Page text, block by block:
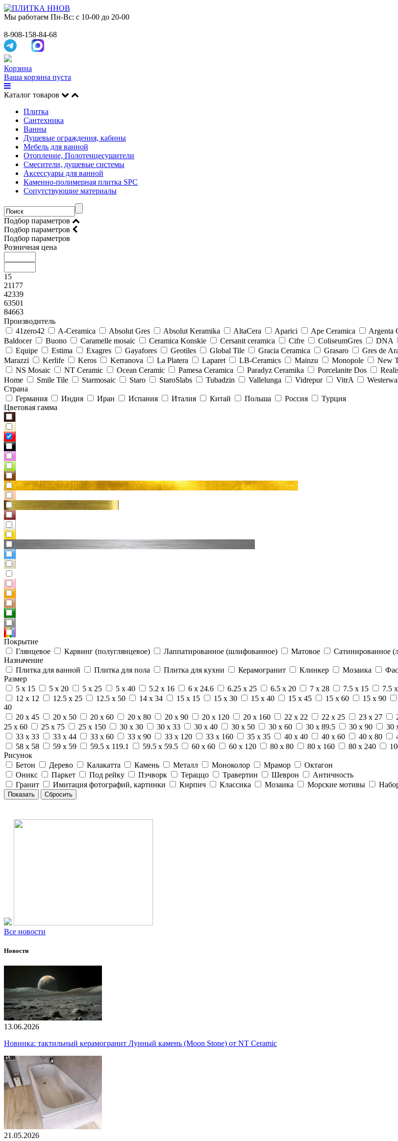
Мы работаем Пн-Вс: с 10-00 до 20-00
8-908-158-84-68
Корзина
Ваша корзина пуста
Каталог товаров
Плитка
Сантехника
Ванны
Душевые ограждения, кабины
Мебель для ванной
Отопление, Полотенцесушители
Смесители, душевые системы
Аксессуары для ванной
Каменно-полимерная плитка SPC
Сопутствующие материалы
Подбор параметров
Подбор параметров
Подбор параметров
Розничная цена
15
21177
42339
63501
84663
Производитель
41zero42
A-Ceramica Absolut Gres Absolut Keramika AltaCera Aparici Ape Ceramica Argenta
Baldocer
Buono Caramelle mosaic Ceramica Konskie Cersanit ceramica Cifre ColiseumGres DNA
Equipe
Estima Exagres Gayafores Geotiles Global Tile Gracia Ceramica Grasaro Gres de
Marazzi
Kerlife Keros Kerranova La Platera Laparet LB-Ceramics Mainzu Monopole New
NS Mosaic
NT Ceramic Ocean Ceramic Pamesa Ceramica Paradyz Сeramika Porcelanite Dos
Home
Smile Tile Starmosaic Staro StaroSlabs Tubadzin Vallelunga Vidrepur VitrA
Страна
Германия
Индия Иран Испания Италия Китай Польша Россия
Турция
Цветовая гамма
Покрытие
Глянцевое
Карвинг (полуглянцевое) Лаппатированное (шлифованное) Матовое Сатинированное
Назначение
Плитка для ванной
Плитка для пола Плитка для кухни Керамогранит Клинкер Мозаика
Размер
5 x 15
5 x 20 5 x 25 5 x 40 5.2 x 16 6 x 24.6 6.25 x 25 6.5 x 20 7 x 28 7.5 x 15 7.5
12 x 12
12.5 x 25 12.5 x 50 14 x 34 15 x 15 15 x 30 15 x 40 15 x 45 15 x 60 15 x 90
40
20 x 45
20 x 50 20 x 60 20 x 80 20 x 90 20 x 120 20 x 160 22 x 22 22 x 25 23 x 27
25 x 60
25 x 75 25 x 150 30 x 30 30 x 33 30 x 40 30 x 50 30 x 60 30 x 89.5 30 x 90 30
33 x 33
33 x 44 33 x 60 33 x 90 33 x 120 33 x 160 35 x 35 40 x 40 40 x 60 40 x 80
58 x 58
59 x 59 59.5 x 119.1 59.5 x 59.5 60 x 60 60 x 120 80 x 80 80 x 160 80 x 240
Рисунок
Бетон
Дерево Калакатта Камень Металл Моноколор Мрамор
Октагон
Оникс
Паркет Под рейку Пэчворк Тераццо Травертин Шеврон
Античность
Гранит
Имитация фотографий, картинки Кирпич Классика Мозаика Морские мотивы
Все новости
Новости
13.06.2026
Новинка: тактильный керамогранит Лунный камень (Moon Stone) от NT Ceramic
21.05.2026